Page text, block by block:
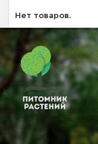
Нет товаров.